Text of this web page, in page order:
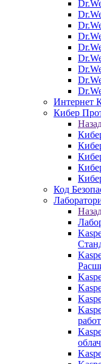
Интернет
Кибер
Код